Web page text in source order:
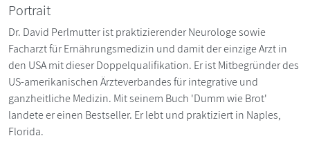
Portrait
Dr. David Perlmutter ist praktizierender Neurologe sowie
Facharzt für Ernährungsmedizin und damit der einzige Arzt in
den USA mit dieser Doppelqualifikation. Er ist Mitbegründer des
US-amerikanischen Ärzteverbandes für integrative und
ganzheitliche Medizin. Mit seinem Buch 'Dumm wie Brot'
landete er einen Bestseller. Er lebt und praktiziert in Naples,
Florida.